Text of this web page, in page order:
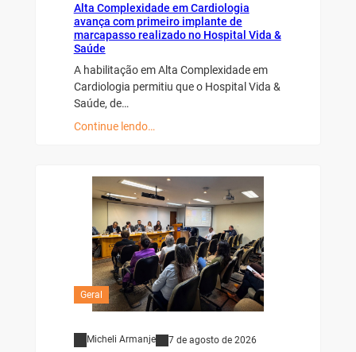
Alta Complexidade em Cardiologia
avança com primeiro implante de
marcapasso realizado no Hospital Vida &
Saúde
A habilitação em Alta Complexidade em
Cardiologia permitiu que o Hospital Vida &
Saúde, de…
Continue lendo…
Geral
Micheli Armanje 7 de agosto de 2026